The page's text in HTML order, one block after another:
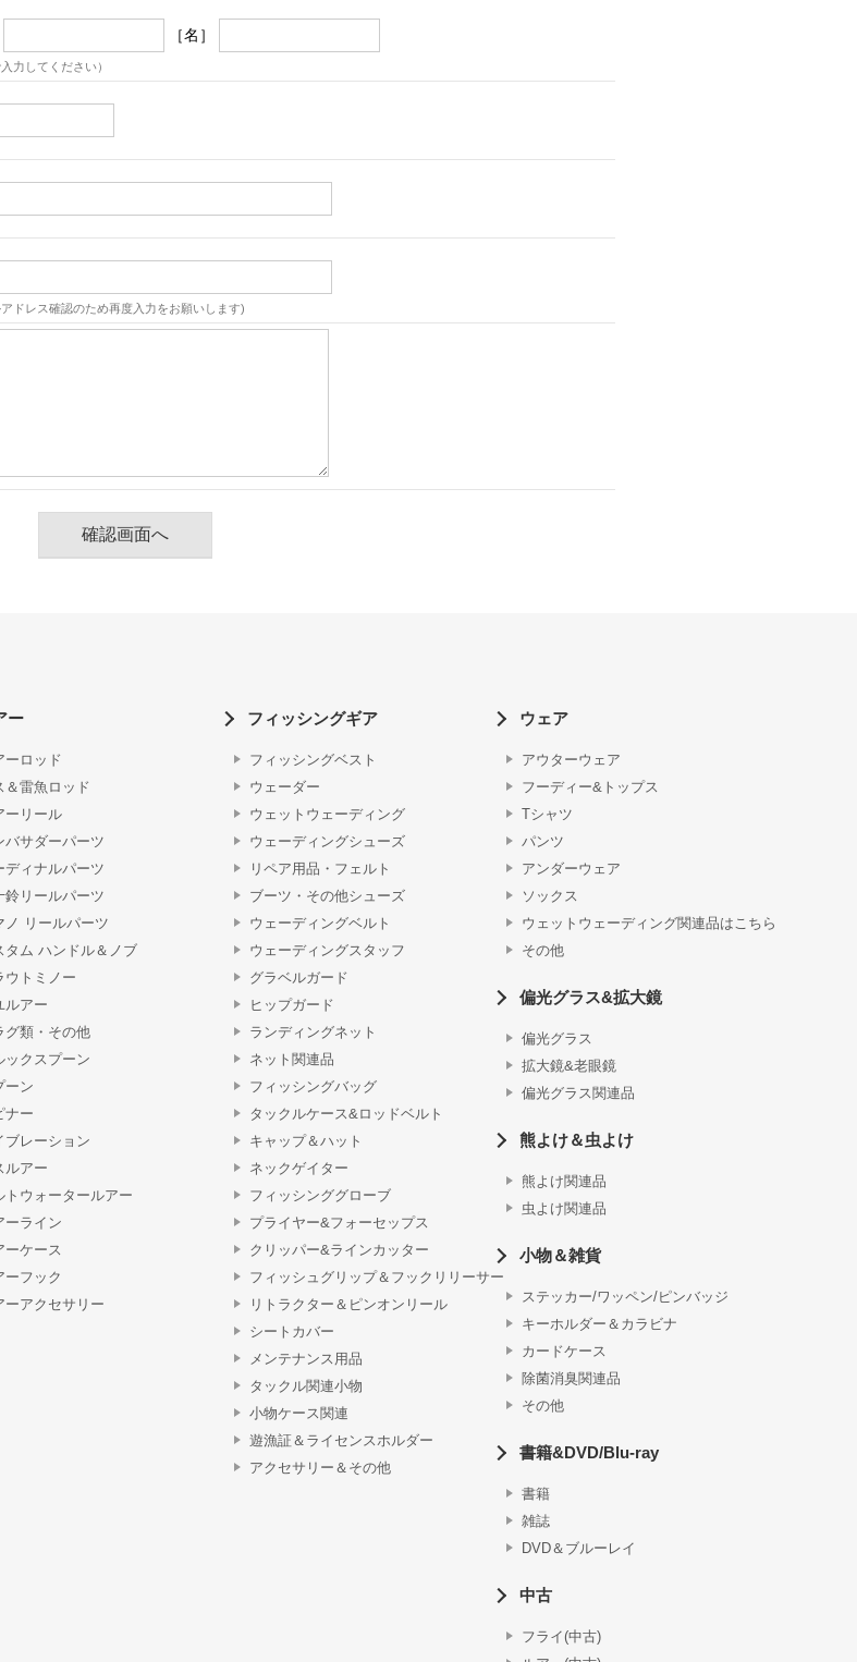
［名］
入力してください）
アドレス確認のため再度入力をお願いします)
ー
ーロッド
＆雷魚ロッド
ーリール
バサダーパーツ
ディナルパーツ
鈴リールパーツ
ノ リールパーツ
タム ハンドル＆ノブ
ウトミノー
ルアー
グ類・その他
ックスプーン
ーン
ナー
ブレーション
ルアー
トウォータールアー
ーライン
ーケース
ーフック
ーアクセサリー
フィッシングギア
フィッシングベスト
ウェーダー
ウェットウェーディング
ウェーディングシューズ
リペア用品・フェルト
ブーツ・その他シューズ
ウェーディングベルト
ウェーディングスタッフ
グラベルガード
ヒップガード
ランディングネット
ネット関連品
フィッシングバッグ
タックルケース&ロッドベルト
キャップ＆ハット
ネックゲイター
フィッシンググローブ
プライヤー&フォーセップス
クリッパー&ラインカッター
フィッシュグリップ＆フックリリーサー
リトラクター＆ピンオンリール
シートカバー
メンテナンス用品
タックル関連小物
小物ケース関連
遊漁証＆ライセンスホルダー
アクセサリー＆その他
ウェア
アウターウェア
フーディー&トップス
Tシャツ
パンツ
アンダーウェア
ソックス
ウェットウェーディング関連品はこちら
その他
偏光グラス&拡大鏡
偏光グラス
拡大鏡&老眼鏡
偏光グラス関連品
熊よけ＆虫よけ
熊よけ関連品
虫よけ関連品
小物＆雑貨
ステッカー/ワッペン/ピンバッジ
キーホルダー＆カラビナ
カードケース
除菌消臭関連品
その他
書籍&DVD/Blu-ray
書籍
雑誌
DVD＆ブルーレイ
中古
フライ(中古)